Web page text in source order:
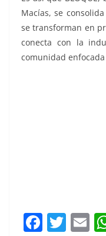
Macías, se
se transforman en
conecta con la
comunidad
F T E